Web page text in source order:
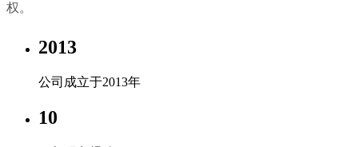
权。
2013
公司成立于2013年
10